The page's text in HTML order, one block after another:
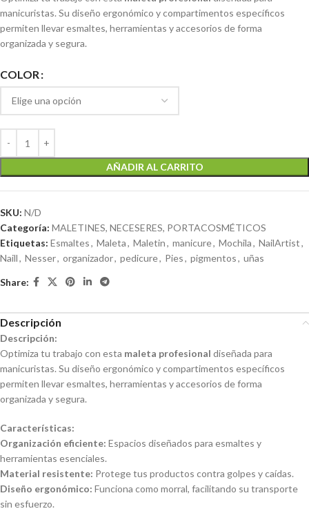
manicuristas. Su diseño ergonómico y compartimentos específicos
permiten llevar esmaltes, herramientas y accesorios de forma
organizada y segura.
COLOR
AÑADIR AL CARRITO
SKU: N/D
Categoría: MALETINES, NECESERES, PORTACOSMÉTICOS
Etiquetas: Esmaltes, Maleta, Maletin, manicure, Mochila, NailArtist,
Naill, Nesser, organizador, pedicure, Pies, pigmentos, uñas
Share:
Descripción
Descripción:
Optimiza tu trabajo con esta maleta profesional diseñada para
manicuristas. Su diseño ergonómico y compartimentos específicos
permiten llevar esmaltes, herramientas y accesorios de forma
organizada y segura.
Características:
Organización eficiente: Espacios diseñados para esmaltes y
herramientas esenciales.
Material resistente: Protege tus productos contra golpes y caídas.
Diseño ergonómico: Funciona como morral, facilitando su transporte
sin esfuerzo.